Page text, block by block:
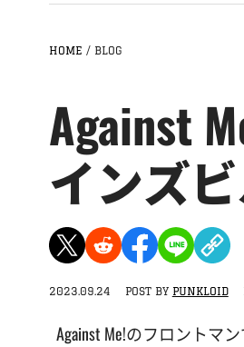
HOME / BLOG
Against
インズ
2023.09.24 POST BY PUNKLOID
Against Me!のフロントマ